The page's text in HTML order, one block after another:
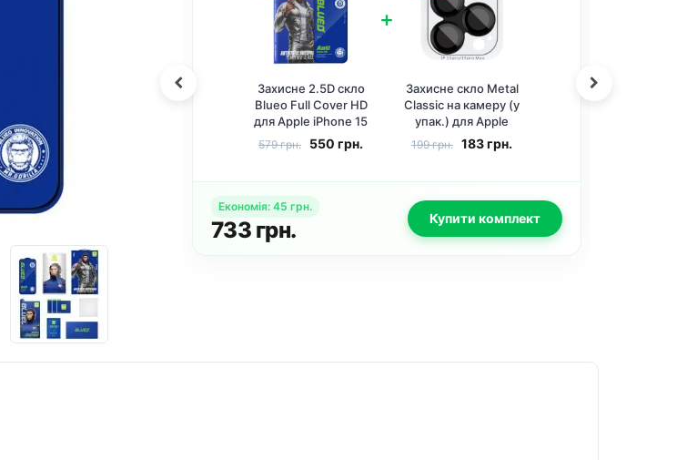
упак.) для Apple
iPhone 15 Pro (6.1") /
15 Pro Max (6.7")
Чорний / Midnight
199 грн.
Купити комплект
Blueo Full Cover HD
для Apple iPhone 15
Pro (6.1) Чорний
579 грн. 527грн.
Baseus Super Si
Quick Charger 25W
(1USB-C) + кабель
Type-C to Type-C
(TZCCSUP-L)
699 грн. 664грн.
1 191грн. Купити комплект